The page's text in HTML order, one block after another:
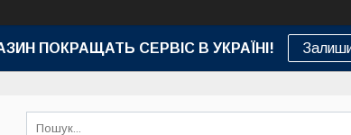
ПОКРАЩАТЬ СЕРВІС В УКРАЇНІ!